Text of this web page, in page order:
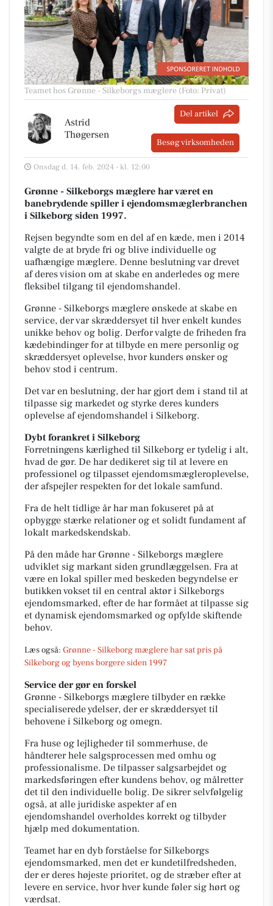
Teamet hos Grønne - Silkeborgs mæglere (Foto: Privat)
Astrid
Thøgersen
Del artikel
Besøg virksomheden
Onsdag d. 14. feb. 2024 - kl. 12:00
Grønne - Silkeborgs mæglere har været en
banebrydende spiller i ejendomsmæglerbranchen
i Silkeborg siden 1997.
Rejsen begyndte som en del af en kæde, men i 2014
valgte de at bryde fri og blive individuelle og
uafhængige mæglere. Denne beslutning var drevet
af deres vision om at skabe en anderledes og mere
fleksibel tilgang til ejendomshandel.
Grønne - Silkeborgs mæglere ønskede at skabe en
service, der var skræddersyet til hver enkelt kundes
unikke behov og bolig. Derfor valgte de friheden fra
kædebindinger for at tilbyde en mere personlig og
skræddersyet oplevelse, hvor kunders ønsker og
behov stod i centrum.
Det var en beslutning, der har gjort dem i stand til at
tilpasse sig markedet og styrke deres kunders
oplevelse af ejendomshandel i Silkeborg.
Dybt forankret i Silkeborg
Forretningens kærlighed til Silkeborg er tydelig i alt,
hvad de gør. De har dedikeret sig til at levere en
professionel og tilpasset ejendomsmægleroplevelse,
der afspejler respekten for det lokale samfund.
Fra de helt tidlige år har man fokuseret på at
opbygge stærke relationer og et solidt fundament af
lokalt markedskendskab.
På den måde har Grønne - Silkeborgs mæglere
udviklet sig markant siden grundlæggelsen. Fra at
være en lokal spiller med beskeden begyndelse er
butikken vokset til en central aktør i Silkeborgs
ejendomsmarked, efter de har formået at tilpasse sig
et dynamisk ejendomsmarked og opfylde skiftende
behov.
Læs også: Grønne - Silkeborg mæglere har sat pris på
Silkeborg og byens borgere siden 1997
Service der gør en forskel
Grønne - Silkeborgs mæglere tilbyder en række
specialiserede ydelser, der er skræddersyet til
behovene i Silkeborg og omegn.
Fra huse og lejligheder til sommerhuse, de
håndterer hele salgsprocessen med omhu og
professionalisme. De tilpasser salgsarbejdet og
markedsføringen efter kundens behov, og målretter
det til den individuelle bolig. De sikrer selvfølgelig
også, at alle juridiske aspekter af en
ejendomshandel overholdes korrekt og tilbyder
hjælp med dokumentation.
Teamet har en dyb forståelse for Silkeborgs
ejendomsmarked, men det er kundetilfredsheden,
der er deres højeste prioritet, og de stræber efter at
levere en service, hvor hver kunde føler sig hørt og
værdsat.